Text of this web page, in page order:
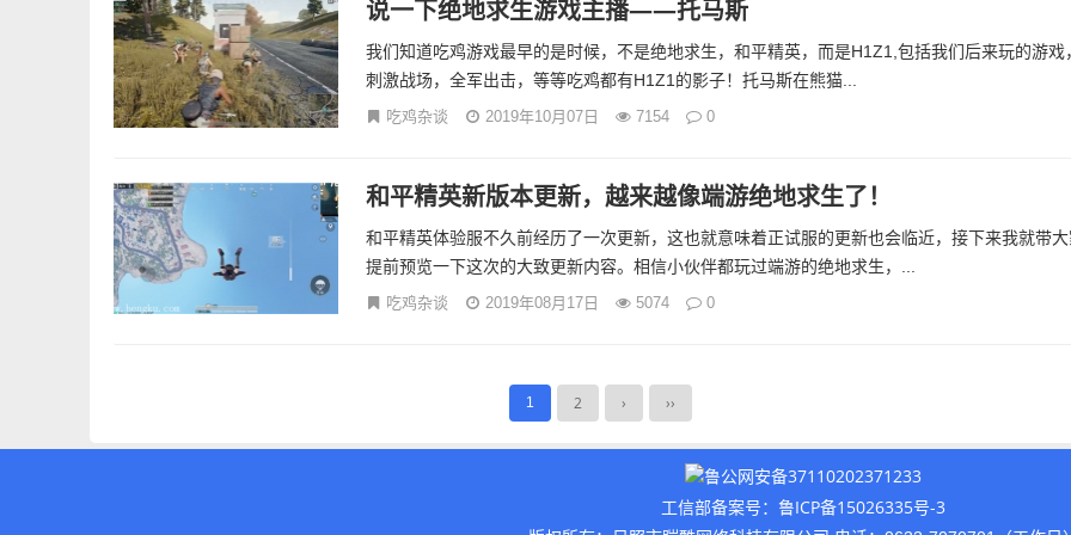
说一下绝地求生游戏主播——托马斯
我们知道吃鸡游戏最早的是时候，不是绝地求生，和平精英，而是H1Z1,包括我们后来玩的游戏
刺激战场，全军出击，等等吃鸡都有H1Z1的影子！托马斯在熊猫...
吃鸡杂谈 2019年10月07日 7154 0
和平精英新版本更新，越来越像端游绝地求生了！
和平精英体验服不久前经历了一次更新，这也就意味着正试服的更新也会临近，接下来我就带
提前预览一下这次的大致更新内容。相信小伙伴都玩过端游的绝地求生，...
吃鸡杂谈 2019年08月17日 5074 0
1 2 › ››
鲁公网安备37110202371233
工信部备案号： 鲁ICP备15026335号-3